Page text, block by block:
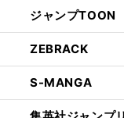
ジャンプTOON
ZEBRACK
S-MANGA